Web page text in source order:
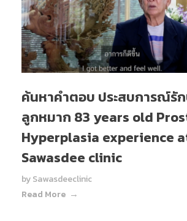
ค้นหาคำตอบ ประสบการณ์รั
ลูกหมาก 83 years old
Hyperplasia experience
Sawasdee clinic
bySawasdeeclinic
Read More